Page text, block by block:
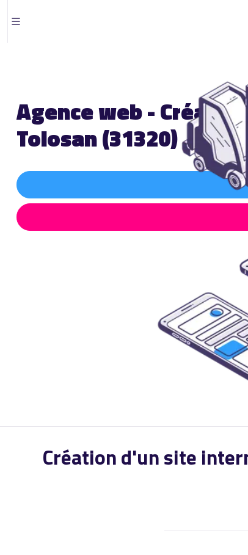
Agence web -
Tolosan (31320)
Création d'un site